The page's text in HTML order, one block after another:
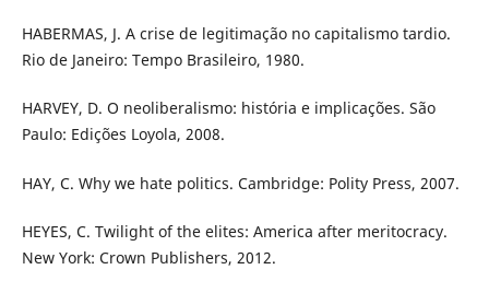
HABERMAS, J. A crise de legitimação no capitalismo tardio.
Rio de Janeiro: Tempo Brasileiro, 1980.
HARVEY, D. O neoliberalismo: história e implicações. São
Paulo: Edições Loyola, 2008.
HAY, C. Why we hate politics. Cambridge: Polity Press, 2007.
HEYES, C. Twilight of the elites: America after meritocracy.
New York: Crown Publishers, 2012.